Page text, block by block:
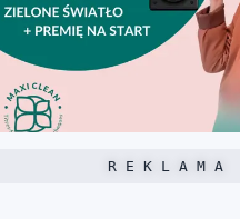
R E K L A M A